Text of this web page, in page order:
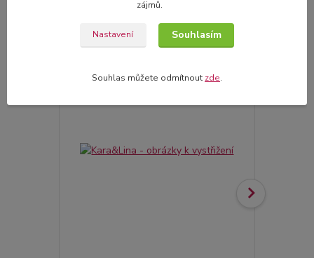
5
zájmů.
Nastavení Souhlasím
Souhlas můžete odmítnout zde.